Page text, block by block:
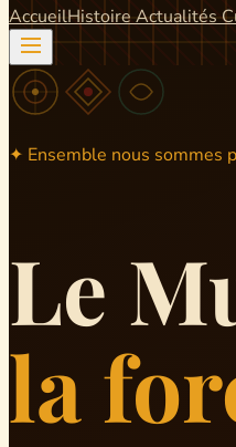
AccueilHistoire Actualités
✦ Ensemble nous sommes
Le
la